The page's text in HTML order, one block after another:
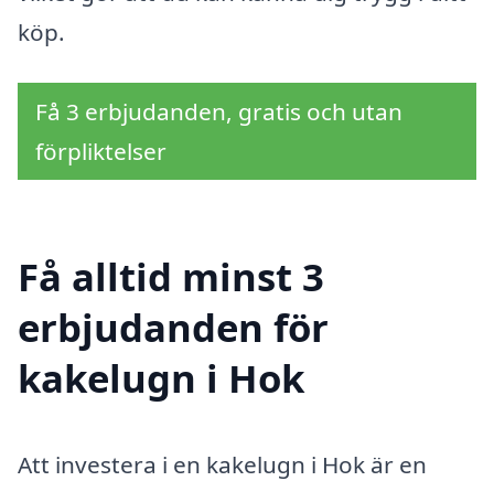
köp.
Få 3 erbjudanden, gratis och utan
förpliktelser
Få alltid minst 3
erbjudanden för
kakelugn i Hok
Att investera i en kakelugn i Hok är en